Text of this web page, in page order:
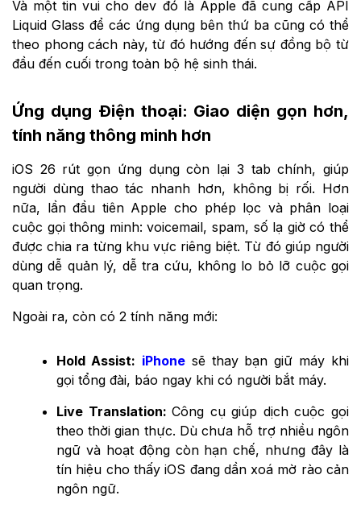
Và một tin vui cho dev đó là Apple đã cung cấp API
Liquid Glass để các ứng dụng bên thứ ba cũng có thể
theo phong cách này, từ đó hướng đến sự đồng bộ từ
đầu đến cuối trong toàn bộ hệ sinh thái.
Ứng dụng Điện thoại: Giao diện gọn hơn,
tính năng thông minh hơn
iOS 26 rút gọn ứng dụng còn lại 3 tab chính, giúp
người dùng thao tác nhanh hơn, không bị rối. Hơn
nữa, lần đầu tiên Apple cho phép lọc và phân loại
cuộc gọi thông minh: voicemail, spam, số lạ giờ có thể
được chia ra từng khu vực riêng biệt. Từ đó giúp người
dùng dễ quản lý, dễ tra cứu, không lo bỏ lỡ cuộc gọi
quan trọng.
Ngoài ra, còn có 2 tính năng mới:
Hold Assist: iPhonesẽ thay bạn giữ máy khi
gọi tổng đài, báo ngay khi có người bắt máy.
Live Translation:Công cụ giúp dịch cuộc gọi
theo thời gian thực. Dù chưa hỗ trợ nhiều ngôn
ngữ và hoạt động còn hạn chế, nhưng đây là
tín hiệu cho thấy iOS đang dần xoá mờ rào cản
ngôn ngữ.